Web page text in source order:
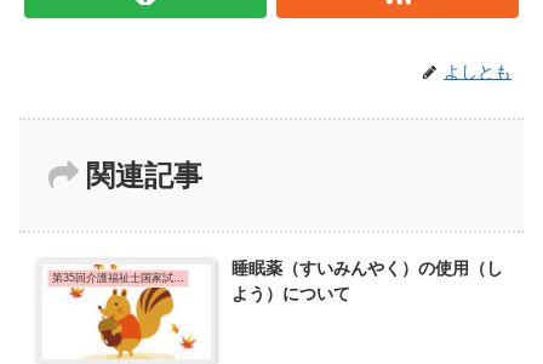
よしとも
関連記事
第35回介護福祉士国家試験問題
睡眠薬（すいみんやく）の使用（し
よう）について